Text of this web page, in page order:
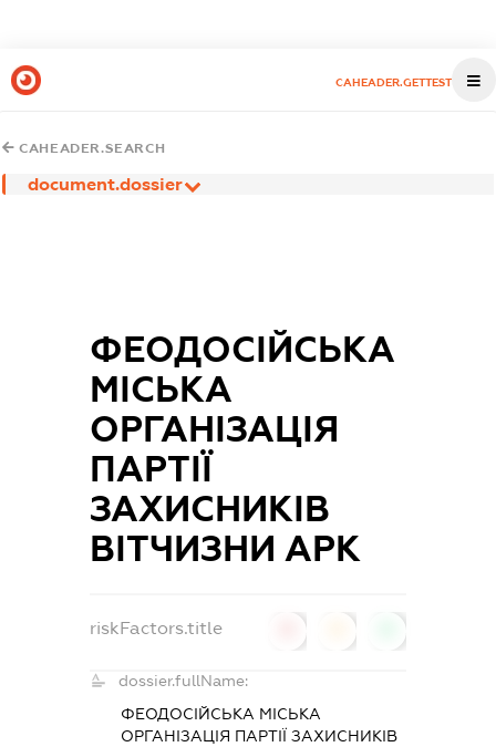
CAHEADER.GETTEST
CAHEADER.SEARCH
document.dossier
ФЕОДОСІЙСЬКА
МІСЬКА
ОРГАНІЗАЦІЯ
ПАРТІЇ
ЗАХИСНИКІВ
ВІТЧИЗНИ АРК
riskFactors.title
dossier.fullName:
ФЕОДОСІЙСЬКА МІСЬКА
ОРГАНІЗАЦІЯ ПАРТІЇ ЗАХИСНИКІВ